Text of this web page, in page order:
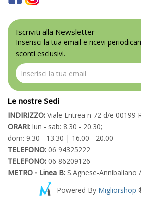
Iscriviti alla Newsletter
Inserisci la tua email e ricevi
sconti esclusivi.
Le nostre Sedi
INDIRIZZO: Viale Eritrea n 72 d/e 00199
ORARI: lun - sab: 8.30 - 20.30;
dom: 9.30 - 13.30 | 16.00 - 20.00
TELEFONO: 06 94325222
TELEFONO: 06 86209126
METRO - Linea B: S.Agnese-Annibaliano
Powered By Migliorshop